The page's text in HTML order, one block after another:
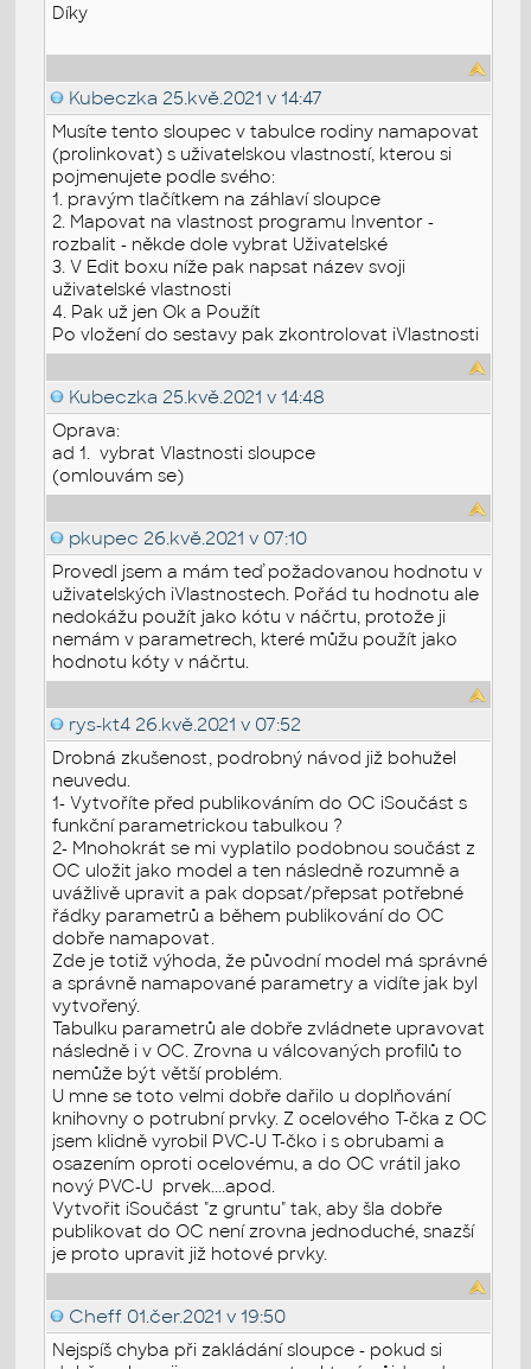
Díky
Kubeczka 25.kvě.2021 v 14:47
Musíte tento sloupec v tabulce rodiny namapovat
(prolinkovat) s uživatelskou vlastností, kterou si
pojmenujete podle svého:
1. pravým tlačítkem na záhlaví sloupce
2. Mapovat na vlastnost programu Inventor -
rozbalit - někde dole vybrat Uživatelské
3. V Edit boxu níže pak napsat název svoji
uživatelské vlastnosti
4. Pak už jen Ok a Použít
Po vložení do sestavy pak zkontrolovat iVlastnosti
Kubeczka 25.kvě.2021 v 14:48
Oprava:
ad 1. vybrat Vlastnosti sloupce
(omlouvám se)
pkupec 26.kvě.2021 v 07:10
Provedl jsem a mám teď požadovanou hodnotu v
uživatelských iVlastnostech. Pořád tu hodnotu ale
nedokážu použít jako kótu v náčrtu, protože ji
nemám v parametrech, které můžu použít jako
hodnotu kóty v náčrtu.
rys-kt4 26.kvě.2021 v 07:52
Drobná zkušenost, podrobný návod již bohužel
neuvedu.
1- Vytvoříte před publikováním do OC iSoučást s
funkční parametrickou tabulkou ?
2- Mnohokrát se mi vyplatilo podobnou součást z
OC uložit jako model a ten následně rozumně a
uvážlivě upravit a pak dopsat/přepsat potřebné
řádky parametrů a během publikování do OC
dobře namapovat.
Zde je totiž výhoda, že původní model má správné
a správně namapované parametry a vidíte jak byl
vytvořený.
Tabulku parametrů ale dobře zvládnete upravovat
následně i v OC. Zrovna u válcovaných profilů to
nemůže být větší problém.
U mne se toto velmi dobře dařilo u doplňování
knihovny o potrubní prvky. Z ocelového T-čka z OC
jsem klidně vyrobil PVC-U T-čko i s obrubami a
osazením oproti ocelovému, a do OC vrátil jako
nový PVC-U prvek....apod.
Vytvořit iSoučást "z gruntu" tak, aby šla dobře
publikovat do OC není zrovna jednoduché, snazší
je proto upravit již hotové prvky.
Cheff 01.čer.2021 v 19:50
Nejspíš chyba při zakládání sloupce - pokud si